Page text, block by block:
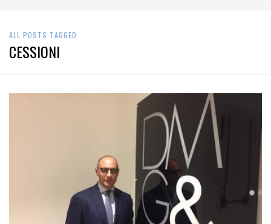
ALL POSTS TAGGED
CESSIONI